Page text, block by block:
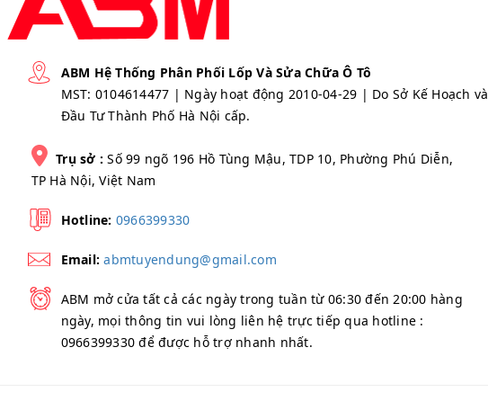
ABM Hệ Thống Phân Phối Lốp Và Sửa Chữa Ô Tô
MST: 0104614477 | Ngày hoạt động 2010-04-29 | Do Sở Kế Hoạch và
Đầu Tư Thành Phố Hà Nội cấp.
Trụ sở : Số 99 ngõ 196 Hồ Tùng Mậu, TDP 10, Phường Phú Diễn,
TP Hà Nội, Việt Nam
Hotline: 0966399330
Email: abmtuyendung@gmail.com
ABM mở cửa tất cả các ngày trong tuần từ 06:30 đến 20:00 hàng
ngày, mọi thông tin vui lòng liên hệ trực tiếp qua hotline :
0966399330 để được hỗ trợ nhanh nhất.